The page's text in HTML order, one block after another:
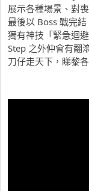
展示各種場景、對
最後以 Boss 戰完
獨有神技「緊急迴
Step 之外仲會有翻
刀仔走天下，睇黎